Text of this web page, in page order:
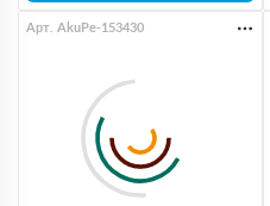
Арт. AkuPe-153430